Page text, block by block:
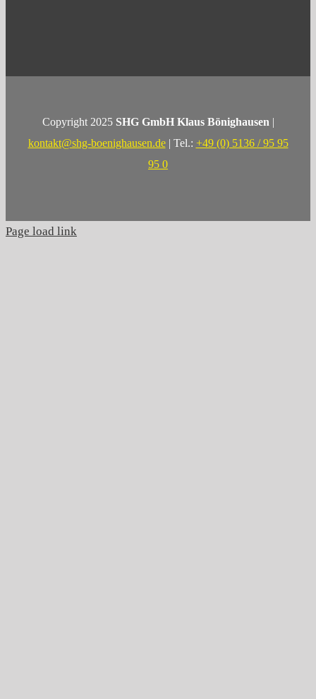
Copyright 2025 SHG GmbH Klaus Bönighausen |
kontakt@shg-boenighausen.de| Tel.: +49 (0) 5136 / 95 95
95 0
Page load link